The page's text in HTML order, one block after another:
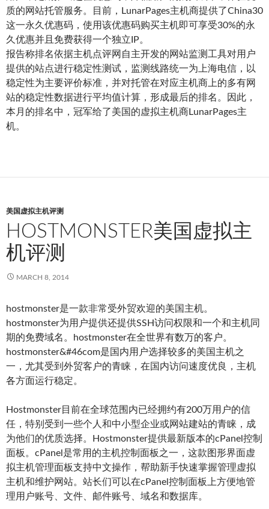
质的网站托管服务。目前，LunarPages主机商提供了China30
这一永久优惠码，使用该优惠码购买主机即可享受30%的永
久优惠并且免费获得一个独立IP。
报告称排名依据主机点评网自主开发的网站监测工具对用户
提供的站点进行稳定性测试，监测线路统一为上海电信，以
稳定性为主要评价标准，并对托管在对应主机商上的多有网
站的稳定性数据进行平均值计算，形成最后的排名。因此，
本月的排名中，冠军给了美国的虚拟主机商LunarPages主
机。
美国虚拟主机评测
HOSTMONSTER美国虚拟主
机评测
MARCH 8, 2014
hostmonster是一款非常受外贸欢迎的美国主机。
hostmonster为用户提供还提供SSH访问权限和一个和主机同
期的免费域名。hostmonster在全世界有数万的客户。
hostmonster&#46com是国内用户选择较多的美国主机之
一，尤其受到外贸客户的青睐，在国内访问速度优良，主机
各方面运行稳定。
Hostmonster目前在全球范围内已经拥约有200万用户的信
任，特别受到一些个人和中小型企业或网站建站的青睐，成
为他们的优质选择。Hostmonster提供最新版本的cPanel控制
面板。cPanel是常用的主机控制面板之一，这款图形界面虚
拟主机管理面板支持中文操作，帮助新手快速掌握管理虚拟
主机和维护网站。站长们可以在cPanel控制面板上方便地管
理用户账号、文件、邮件账号、域名和数据库。